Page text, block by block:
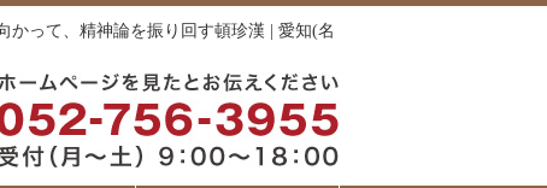
って、精神論を振り回す頓珍漢 | 愛知(名